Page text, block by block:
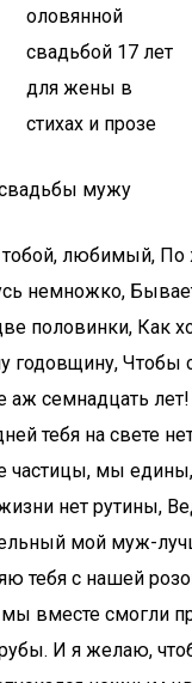
мужу
тобой, любимый, По
немножко,
половинки, Как
Чтобы
аж семнадцать
тебя на свете
мы едины,
нет рутины,
мой муж-
тебя с нашей
вместе смогли
И я желаю,